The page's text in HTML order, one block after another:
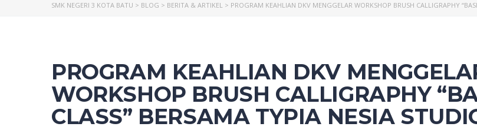
SMK NEGERI 3 KOTA BATU > BLOG > BERITA & ARTIKEL > PROGRAM KEAHLIAN DKV MENGGELAR WORKSHOP BRUSH CALLIGRAPHY
PROGRAM KEAHLIAN DKV
WORKSHOP BRUSH CALLIGRAPHY
CLASS” BERSAMA TYPIA NESIA